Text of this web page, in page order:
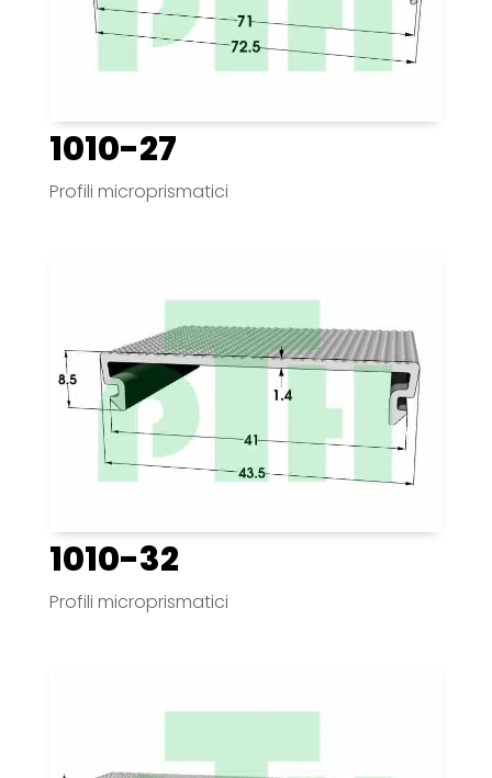
1010-27
Profili microprismatici
1010-32
Profili microprismatici